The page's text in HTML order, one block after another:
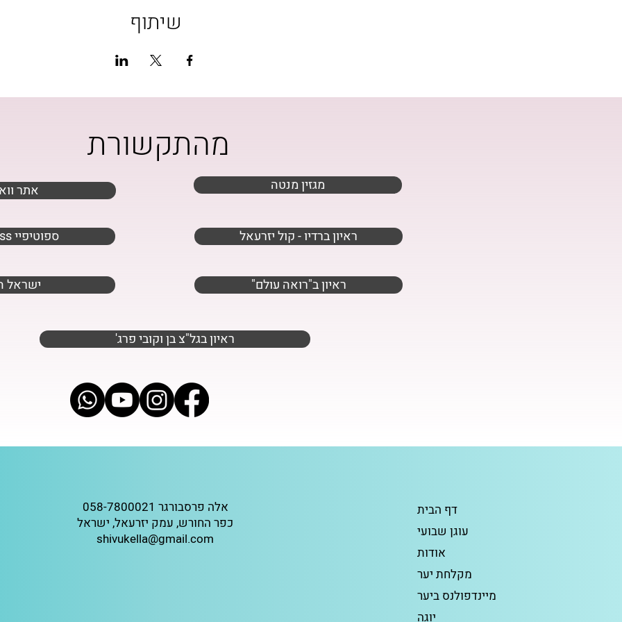
שיתוף
מהתקשורת
אתר
wellness ספוטיפיי
ישראל
מגזין מנטה
ראיון ברדיו - קול יזרעאל
"ראיון ב"רואה עולם
'ראיון בגל"צ בן וקובי פרג
אלה פרסבורגר 058-7800021
כפר החורש, עמק יזרעאל, ישראל
shivukella@gmail.com
דף הבית
עוגן שבועי
אודות
מקלחת יער
מיינדפולנס ביער
יוגה